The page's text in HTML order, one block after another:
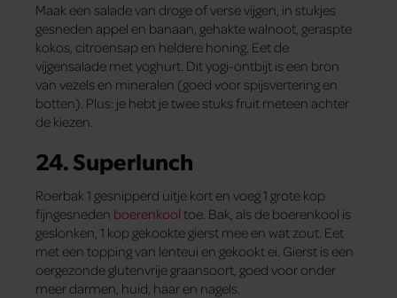
Maak een salade van droge of verse vijgen, in stukjes
gesneden appel en banaan, gehakte walnoot, geraspte
kokos, citroensap en heldere honing. Eet de
vijgensalade met yoghurt. Dit yogi-ontbijt is een bron
van vezels en mineralen (goed voor spijsvertering en
botten). Plus: je hebt je twee stuks fruit meteen achter
de kiezen.
24. Superlunch
Roerbak 1 gesnipperd uitje kort en voeg 1 grote kop
fijngesneden boerenkool toe. Bak, als de boerenkool is
geslonken, 1 kop gekookte gierst mee en wat zout. Eet
met een topping van lenteui en gekookt ei. Gierst is een
oergezonde glutenvrije graansoort, goed voor onder
meer darmen, huid, haar en nagels.